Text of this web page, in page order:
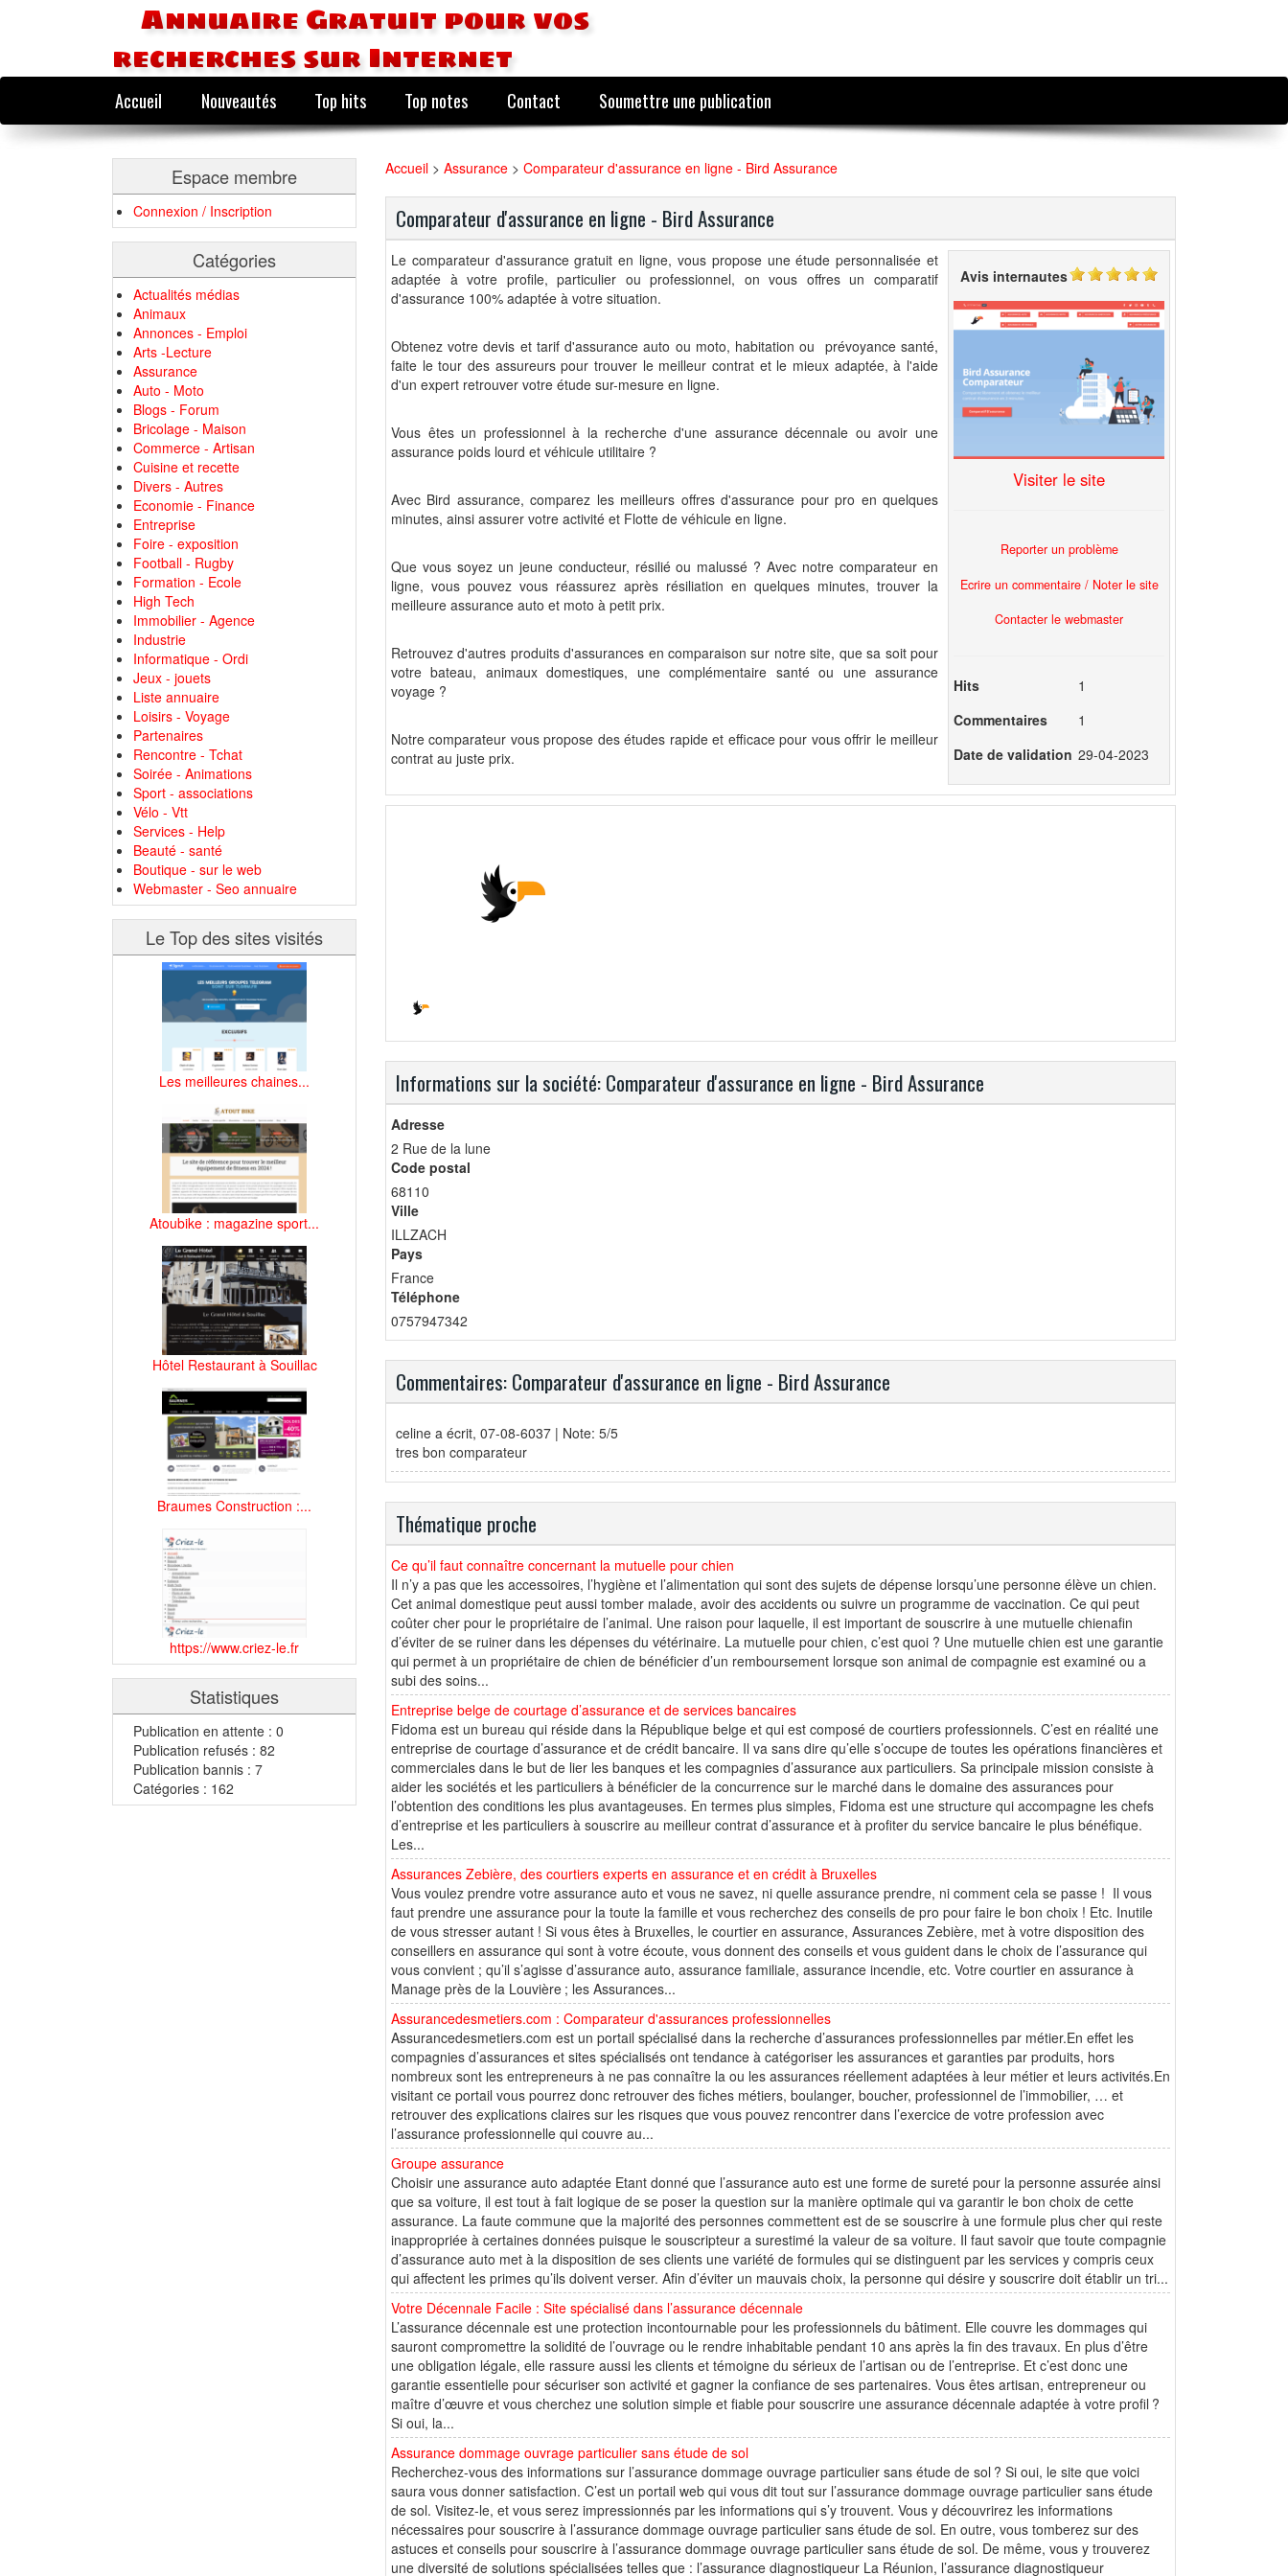
Annuaire Gratuit pour vos
recherches sur Internet
Accueil Nouveautés Top hits Top notes Contact Soumettre une publication
Espace membre
Connexion / Inscription
Catégories
Actualités médias
Animaux
Annonces - Emploi
Arts -Lecture
Assurance
Auto - Moto
Blogs - Forum
Bricolage - Maison
Commerce - Artisan
Cuisine et recette
Divers - Autres
Economie - Finance
Entreprise
Foire - exposition
Football - Rugby
Formation - Ecole
High Tech
Immobilier - Agence
Industrie
Informatique - Ordi
Jeux - jouets
Liste annuaire
Loisirs - Voyage
Partenaires
Rencontre - Tchat
Soirée - Animations
Sport - associations
Vélo - Vtt
Services - Help
Beauté - santé
Boutique - sur le web
Webmaster - Seo annuaire
Le Top des sites visités
Les meilleures chaines...
Atoubike : magazine sport...
Hôtel Restaurant à Souillac
Braumes Construction :...
https://www.criez-le.fr
Statistiques
Publication en attente : 0
Publication refusés : 82
Publication bannis : 7
Catégories : 162
Accueil > Assurance > Comparateur d'assurance en ligne - Bird Assurance
Comparateur d'assurance en ligne - Bird Assurance
Le comparateur d'assurance gratuit en ligne, vous propose une étude personnalisée et
adaptée à votre profile, particulier ou professionnel, on vous offres un comparatif
d'assurance 100% adaptée à votre situation.
Obtenez votre devis et tarif d'assurance auto ou moto, habitation ou prévoyance santé,
faite le tour des assureurs pour trouver le meilleur contrat et le mieux adaptée, à l'aide
d'un expert retrouver votre étude sur-mesure en ligne.
Vous êtes un professionnel à la recherche d'une assurance décennale ou avoir une
assurance poids lourd et véhicule utilitaire ?
Avec Bird assurance, comparez les meilleurs offres d'assurance pour pro en quelques
minutes, ainsi assurer votre activité et Flotte de véhicule en ligne.
Que vous soyez un jeune conducteur, résilié ou malussé ? Avec notre comparateur en
ligne, vous pouvez vous réassurez après résiliation en quelques minutes, trouver la
meilleure assurance auto et moto à petit prix.
Retrouvez d'autres produits d'assurances en comparaison sur notre site, que sa soit pour
votre bateau, animaux domestiques, une complémentaire santé ou une assurance
voyage ?
Notre comparateur vous propose des études rapide et efficace pour vous offrir le meilleur
contrat au juste prix.
Avis internautes
Visiter le site
Reporter un problème
Ecrire un commentaire / Noter le site
Contacter le webmaster
Hits
1
Commentaires
1
Date de validation 29-04-2023
Informations sur la société: Comparateur d'assurance en ligne - Bird Assurance
Adresse
2 Rue de la lune
Code postal
68110
Ville
ILLZACH
Pays
France
Téléphone
0757947342
Commentaires: Comparateur d'assurance en ligne - Bird Assurance
celine a écrit, 07-08-6037 | Note: 5/5
tres bon comparateur
Thématique proche
Ce qu’il faut connaître concernant la mutuelle pour chien
Il n’y a pas que les accessoires, l’hygiène et l’alimentation qui sont des sujets de dépense lorsqu’une personne élève un chien.
Cet animal domestique peut aussi tomber malade, avoir des accidents ou suivre un programme de vaccination. Ce qui peut
coûter cher pour le propriétaire de l’animal. Une raison pour laquelle, il est important de souscrire à une mutuelle chienafin
d’éviter de se ruiner dans les dépenses du vétérinaire. La mutuelle pour chien, c’est quoi ? Une mutuelle chien est une garantie
qui permet à un propriétaire de chien de bénéficier d’un remboursement lorsque son animal de compagnie est examiné ou a
subi des soins...
Entreprise belge de courtage d’assurance et de services bancaires
Fidoma est un bureau qui réside dans la République belge et qui est composé de courtiers professionnels. C’est en réalité une
entreprise de courtage d’assurance et de crédit bancaire. Il va sans dire qu’elle s’occupe de toutes les opérations financières et
commerciales dans le but de lier les banques et les compagnies d’assurance aux particuliers. Sa principale mission consiste à
aider les sociétés et les particuliers à bénéficier de la concurrence sur le marché dans le domaine des assurances pour
l’obtention des conditions les plus avantageuses. En termes plus simples, Fidoma est une structure qui accompagne les chefs
d’entreprise et les particuliers à souscrire au meilleur contrat d’assurance et à profiter du service bancaire le plus bénéfique.
Les...
Assurances Zebière, des courtiers experts en assurance et en crédit à Bruxelles
Vous voulez prendre votre assurance auto et vous ne savez, ni quelle assurance prendre, ni comment cela se passe ! Il vous
faut prendre une assurance pour la toute la famille et vous recherchez des conseils de pro pour faire le bon choix ! Etc. Inutile
de vous stresser autant ! Si vous êtes à Bruxelles, le courtier en assurance, Assurances Zebière, met à votre disposition des
conseillers en assurance qui sont à votre écoute, vous donnent des conseils et vous guident dans le choix de l’assurance qui
vous convient ; qu’il s’agisse d’assurance auto, assurance familiale, assurance incendie, etc. Votre courtier en assurance à
Manage près de la Louvière ; les Assurances...
Assurancedesmetiers.com : Comparateur d'assurances professionnelles
Assurancedesmetiers.com est un portail spécialisé dans la recherche d’assurances professionnelles par métier.En effet les
compagnies d’assurances et sites spécialisés ont tendance à catégoriser les assurances et garanties par produits, hors
nombreux sont les entrepreneurs à ne pas connaître la ou les assurances réellement adaptées à leur métier et leurs activités.En
visitant ce portail vous pourrez donc retrouver des fiches métiers, boulanger, boucher, professionnel de l’immobilier, … et
retrouver des explications claires sur les risques que vous pouvez rencontrer dans l’exercice de votre profession avec
l’assurance professionnelle qui couvre au...
Groupe assurance
Choisir une assurance auto adaptée Etant donné que l’assurance auto est une forme de sureté pour la personne assurée ainsi
que sa voiture, il est tout à fait logique de se poser la question sur la manière optimale qui va garantir le bon choix de cette
assurance. La faute commune que la majorité des personnes commettent est de se souscrire à une formule plus cher qui reste
inappropriée à certaines données puisque le souscripteur a surestimé la valeur de sa voiture. Il faut savoir que toute compagnie
d’assurance auto met à la disposition de ses clients une variété de formules qui se distinguent par les services y compris ceux
qui affectent les primes qu’ils doivent verser. Afin d’éviter un mauvais choix, la personne qui désire y souscrire doit établir un tri...
Votre Décennale Facile : Site spécialisé dans l’assurance décennale
L’assurance décennale est une protection incontournable pour les professionnels du bâtiment. Elle couvre les dommages qui
sauront compromettre la solidité de l’ouvrage ou le rendre inhabitable pendant 10 ans après la fin des travaux. En plus d’être
une obligation légale, elle rassure aussi les clients et témoigne du sérieux de l’artisan ou de l’entreprise. Et c’est donc une
garantie essentielle pour sécuriser son activité et gagner la confiance de ses partenaires. Vous êtes artisan, entrepreneur ou
maître d’œuvre et vous cherchez une solution simple et fiable pour souscrire une assurance décennale adaptée à votre profil ?
Si oui, la...
Assurance dommage ouvrage particulier sans étude de sol
Recherchez-vous des informations sur l’assurance dommage ouvrage particulier sans étude de sol ? Si oui, le site que voici
saura vous donner satisfaction. C’est un portail web qui vous dit tout sur l’assurance dommage ouvrage particulier sans étude
de sol. Visitez-le, et vous serez impressionnés par les informations qui s’y trouvent. Vous y découvrirez les informations
nécessaires pour souscrire à l’assurance dommage ouvrage particulier sans étude de sol. En outre, vous tomberez sur des
astuces et conseils pour souscrire à l’assurance dommage ouvrage particulier sans étude de sol. De même, vous y trouverez
une diversité de solutions spécialisées telles que : l’assurance diagnostiqueur La Réunion, l’assurance diagnostiqueur